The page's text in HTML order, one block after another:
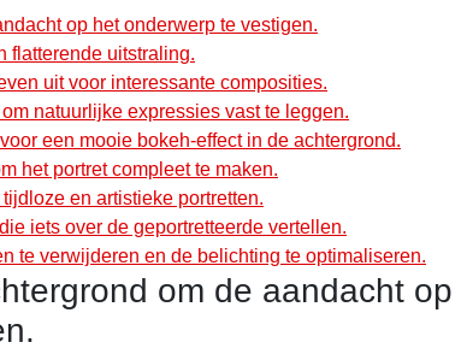
op het onderwerp te vestigen.
flatterende uitstraling.
uit voor interessante composities.
natuurlijke expressies vast te leggen.
een mooie bokeh-effect in de achtergrond.
het portret compleet te maken.
en artistieke portretten.
iets over de geportretteerde vertellen.
te verwijderen en de belichting te optimaliseren.
om de aandacht op